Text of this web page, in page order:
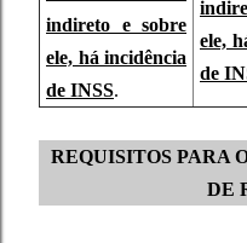
indireto e sobre
ele, há incidência
de INSS.
ele,
de
REQUISITOS PARA
DE